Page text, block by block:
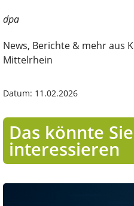
dpa
News, Berichte & mehr aus
Mittelrhein
Datum: 11.02.2026
Das könnte
interessieren